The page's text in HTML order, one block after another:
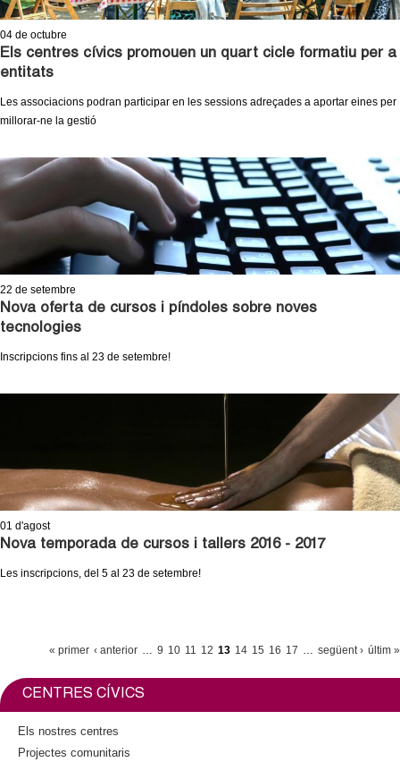
04 de octubre
Els centres cívics promouen un quart cicle formatiu per a
entitats
Les associacions podran participar en les sessions adreçades a aportar eines per
millorar-ne la gestió
22 de setembre
Nova oferta de cursos i píndoles sobre noves
tecnologies
Inscripcions fins al 23 de setembre!
01 d'agost
Nova temporada de cursos i tallers 2016 - 2017
Les inscripcions, del 5 al 23 de setembre!
G
« primer ‹ anterior 9 10 11 12 13 14 15 16 17 següent › últim »
CENTRES CÍVICS
Els nostres centres
Projectes comunitaris